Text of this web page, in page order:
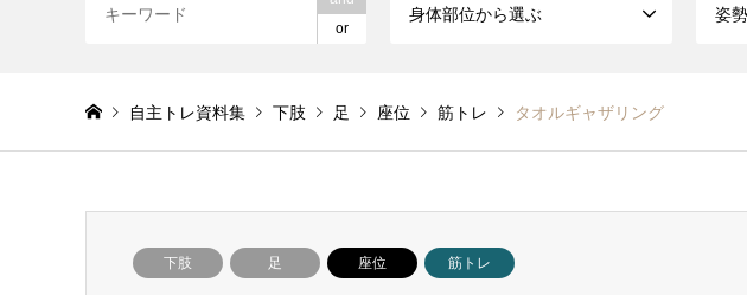
or
身体部位から選ぶ 姿
自主トレ資料集 下肢 足 座位 筋トレ タオルギャザリング
下肢 足 座位 筋トレ